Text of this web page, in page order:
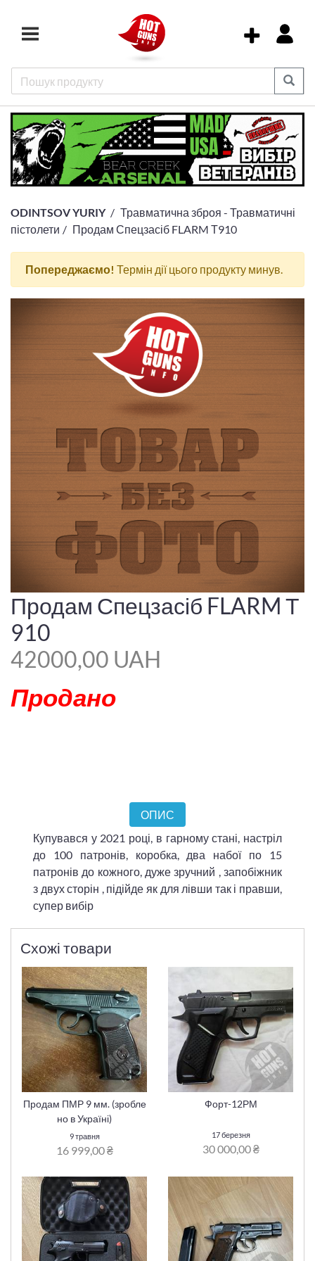
ODINTSOV YURIY
Травматична зброя - Травматичні
пістолети
Продам Спецзасіб FLARM Т910
Попереджаємо! Термін дії цього продукту минув.
Продам Спецзасіб FLARM Т
910
42000,00 UAH
Продано
ОПИС
Купувався у 2021 році, в гарному стані, настріл
до 100 патронів, коробка, два набої по 15
патронів до кожного, дуже зручний , запобіжник
з двух сторін , підійде як для лівши так і правши,
супер вибір
Схожі товари
Продам ПМР 9 мм. (зробле
но в Україні)
9 травня
16 999,00 ₴
Форт-12РМ
17 березня
30 000,00 ₴